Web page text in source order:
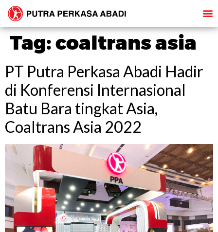
Tag:coaltrans asia
PT Putra Perkasa Abadi Hadir
di Konferensi Internasional
Batu Bara tingkat Asia,
Coaltrans Asia 2022